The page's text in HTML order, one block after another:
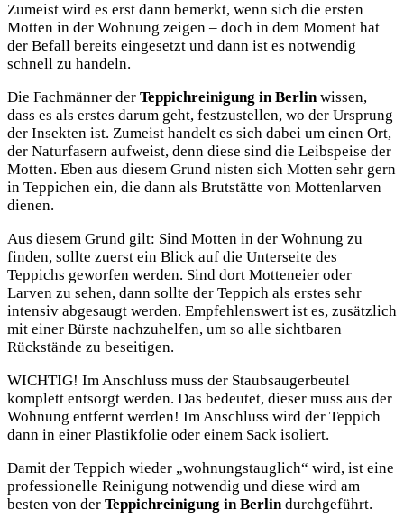
Zumeist wird es erst dann bemerkt, wenn sich die ersten
Motten in der Wohnung zeigen – doch in dem Moment hat
der Befall bereits eingesetzt und dann ist es notwendig
schnell zu handeln.
Die Fachmänner der Teppichreinigung in Berlinwissen,
dass es als erstes darum geht, festzustellen, wo der Ursprung
der Insekten ist. Zumeist handelt es sich dabei um einen Ort,
der Naturfasern aufweist, denn diese sind die Leibspeise der
Motten. Eben aus diesem Grund nisten sich Motten sehr gern
in Teppichen ein, die dann als Brutstätte von Mottenlarven
dienen.
Aus diesem Grund gilt: Sind Motten in der Wohnung zu
finden, sollte zuerst ein Blick auf die Unterseite des
Teppichs geworfen werden. Sind dort Motteneier oder
Larven zu sehen, dann sollte der Teppich als erstes sehr
intensiv abgesaugt werden. Empfehlenswert ist es, zusätzlich
mit einer Bürste nachzuhelfen, um so alle sichtbaren
Rückstände zu beseitigen.
WICHTIG! Im Anschluss muss der Staubsaugerbeutel
komplett entsorgt werden. Das bedeutet, dieser muss aus der
Wohnung entfernt werden! Im Anschluss wird der Teppich
dann in einer Plastikfolie oder einem Sack isoliert.
Damit der Teppich wieder „wohnungstauglich“ wird, ist eine
professionelle Reinigung notwendig und diese wird am
besten von der Teppichreinigung in Berlindurchgeführt.